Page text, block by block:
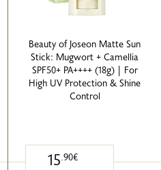
Beauty of Joseon Matte Sun
Stick: Mugwort + Camellia
SPF50+ PA++++ (18g) | For
High UV Protection & Shine
Control
15.90€